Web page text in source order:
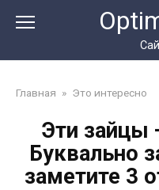
Главная » Это интересно
Эти зайцы
Буквально
заметите 3